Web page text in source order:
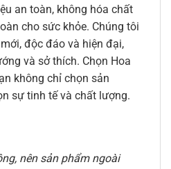
an toàn, không hóa chất
cho sức khỏe. Chúng tôi
độc đáo và hiện đại,
và sở thích. Chọn Hoa
không chỉ chọn sản
sự tinh tế và chất lượng.
nên sản phẩm ngoài